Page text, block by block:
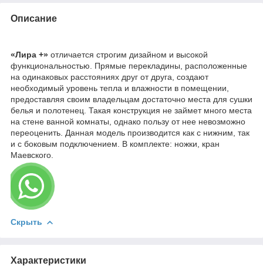
Описание
«Лира +» отличается строгим дизайном и высокой
функциональностью. Прямые перекладины, расположенные
на одинаковых расстояниях друг от друга, создают
необходимый уровень тепла и влажности в помещении,
предоставляя своим владельцам достаточно места для сушки
белья и полотенец. Такая конструкция не займет много места
на стене ванной комнаты, однако пользу от нее невозможно
переоценить. Данная модель производится как с нижним, так
и с боковым подключением. В комплекте: ножки, кран
Маевского.
Скрыть
Характеристики